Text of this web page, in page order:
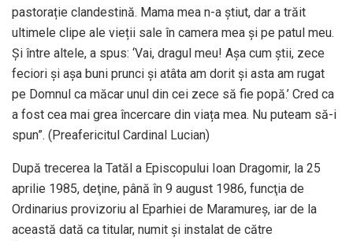
pastorație clandestină. Mama mea n-a știut, dar a trăit
ultimele clipe ale vieții sale în camera mea și pe patul meu.
Și între altele, a spus: ‘Vai, dragul meu! Așa cum știi, zece
feciori și așa buni prunci și atâta am dorit și asta am rugat
pe Domnul ca măcar unul din cei zece să fie popă.’ Cred ca
a fost cea mai grea încercare din viața mea. Nu puteam să-i
spun”. (Preafericitul Cardinal Lucian)
După trecerea la Tatăl a Episcopului Ioan Dragomir, la 25
aprilie 1985, deţine, până în 9 august 1986, funcţia de
Ordinarius provizoriu al Eparhiei de Maramureş, iar de la
această dată ca titular, numit şi instalat de către